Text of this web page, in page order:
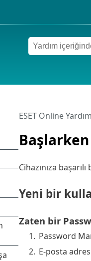
ESET Online Yardım
Cihazınıza
Yeni bir
Zaten bir
1. Password
2. E-posta